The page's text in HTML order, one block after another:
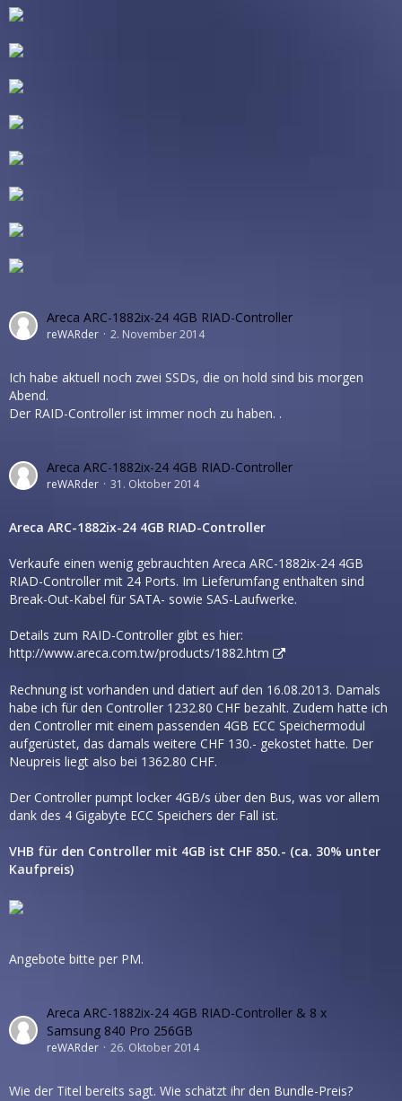
Areca ARC-1882ix-24 4GB RIAD-Controller
reWARder 2. November 2014
Ich habe aktuell noch zwei SSDs, die on hold sind bis morgen
Abend.
Der RAID-Controller ist immer noch zu haben. .
Areca ARC-1882ix-24 4GB RIAD-Controller
reWARder 31. Oktober 2014
Areca ARC-1882ix-24 4GB RIAD-Controller
Verkaufe einen wenig gebrauchten Areca ARC-1882ix-24 4GB
RIAD-Controller mit 24 Ports. Im Lieferumfang enthalten sind
Break-Out-Kabel für SATA- sowie SAS-Laufwerke.
Details zum RAID-Controller gibt es hier:
http://www.areca.com.tw/products/1882.htm
Rechnung ist vorhanden und datiert auf den 16.08.2013. Damals
habe ich für den Controller 1232.80 CHF bezahlt. Zudem hatte ich
den Controller mit einem passenden 4GB ECC Speichermodul
aufgerüstet, das damals weitere CHF 130.- gekostet hatte. Der
Neupreis liegt also bei 1362.80 CHF.
Der Controller pumpt locker 4GB/s über den Bus, was vor allem
dank des 4 Gigabyte ECC Speichers der Fall ist.
VHB für den Controller mit 4GB ist CHF 850.- (ca. 30% unter
Kaufpreis)
Angebote bitte per PM.
Areca ARC-1882ix-24 4GB RIAD-Controller & 8 x
Samsung 840 Pro 256GB
reWARder 26. Oktober 2014
Wie der Titel bereits sagt. Wie schätzt ihr den Bundle-Preis?